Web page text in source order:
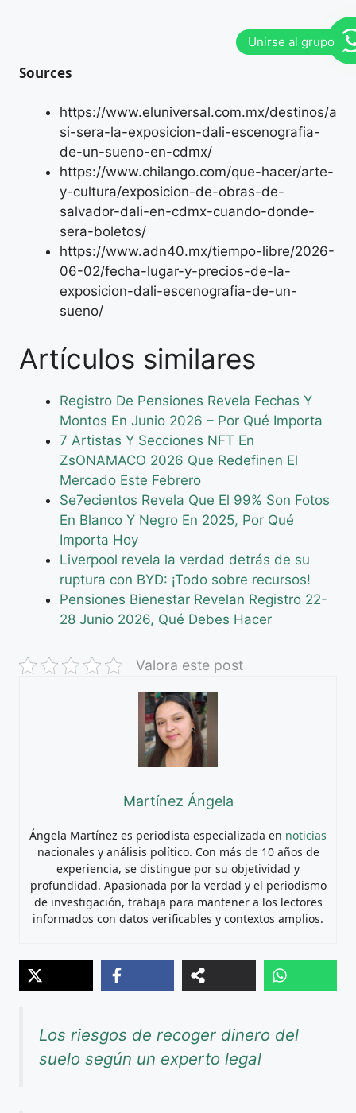
Sources
https://www.eluniversal.com.mx/destinos/a
si-sera-la-exposicion-dali-escenografia-
de-un-sueno-en-cdmx/
https://www.chilango.com/que-hacer/arte-
y-cultura/exposicion-de-obras-de-
salvador-dali-en-cdmx-cuando-donde-
sera-boletos/
https://www.adn40.mx/tiempo-libre/2026-
06-02/fecha-lugar-y-precios-de-la-
exposicion-dali-escenografia-de-un-
sueno/
Artículos similares
Registro De Pensiones Revela Fechas Y
Montos En Junio 2026 – Por Qué Importa
7 Artistas Y Secciones NFT En
ZsONAMACO 2026 Que Redefinen El
Mercado Este Febrero
Se7ecientos Revela Que El 99% Son Fotos
En Blanco Y Negro En 2025, Por Qué
Importa Hoy
Liverpool revela la verdad detrás de su
ruptura con BYD: ¡Todo sobre recursos!
Pensiones Bienestar Revelan Registro 22-
28 Junio 2026, Qué Debes Hacer
Valora este post
Martínez Ángela
Ángela Martínez es periodista especializada en noticias
nacionales y análisis político. Con más de 10 años de
experiencia, se distingue por su objetividad y
profundidad. Apasionada por la verdad y el periodismo
de investigación, trabaja para mantener a los lectores
informados con datos verificables y contextos amplios.
Los riesgos de recoger dinero del
suelo según un experto legal